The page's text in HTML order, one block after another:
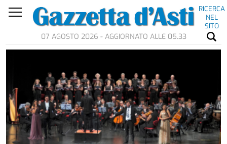
RICERCA
NEL
SITO
07 AGOSTO 2026 - AGGIORNATO ALLE 05.33